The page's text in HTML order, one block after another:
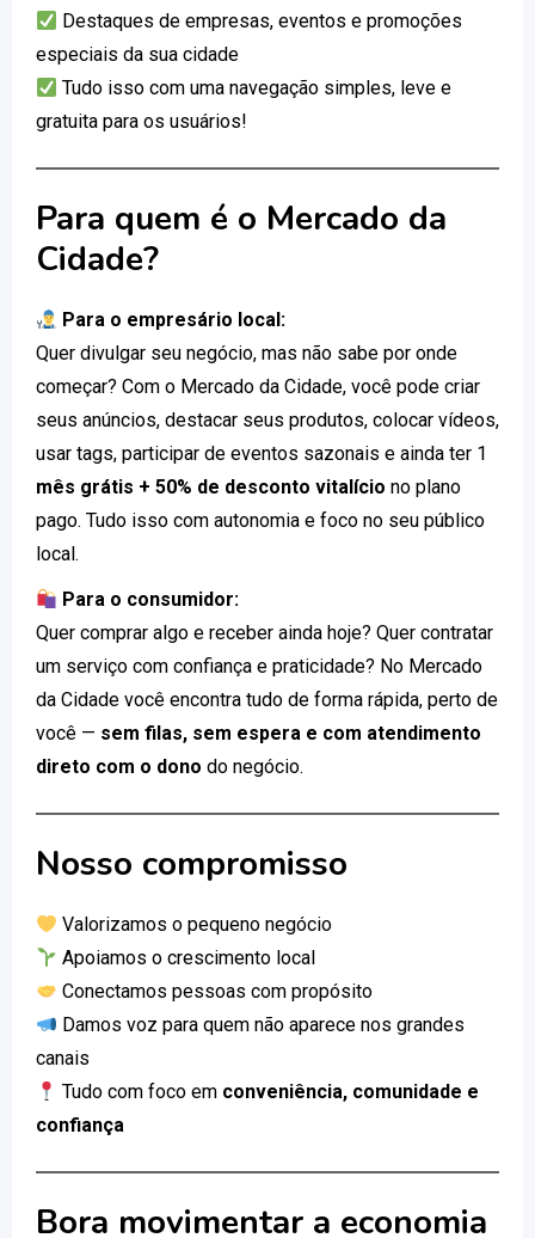
Destaques de empresas, eventos e promoções
especiais da sua cidade
Tudo isso com uma navegação simples, leve e
gratuita para os usuários!
Para quem é o Mercado da
Cidade?
Para o empresário local:
Quer divulgar seu negócio, mas não sabe por onde
começar? Com o Mercado da Cidade, você pode criar
seus anúncios, destacar seus produtos, colocar vídeos,
usar tags, participar de eventos sazonais e ainda ter 1
mês grátis + 50% de desconto vitalício no plano
pago. Tudo isso com autonomia e foco no seu público
local.
Para o consumidor:
Quer comprar algo e receber ainda hoje? Quer contratar
um serviço com confiança e praticidade? No Mercado
da Cidade você encontra tudo de forma rápida, perto de
você — sem filas, sem espera e com atendimento
direto com o dono do negócio.
Nosso compromisso
Valorizamos o pequeno negócio
Apoiamos o crescimento local
Conectamos pessoas com propósito
Damos voz para quem não aparece nos grandes
canais
Tudo com foco em conveniência, comunidade e
confiança
Bora movimentar a economia